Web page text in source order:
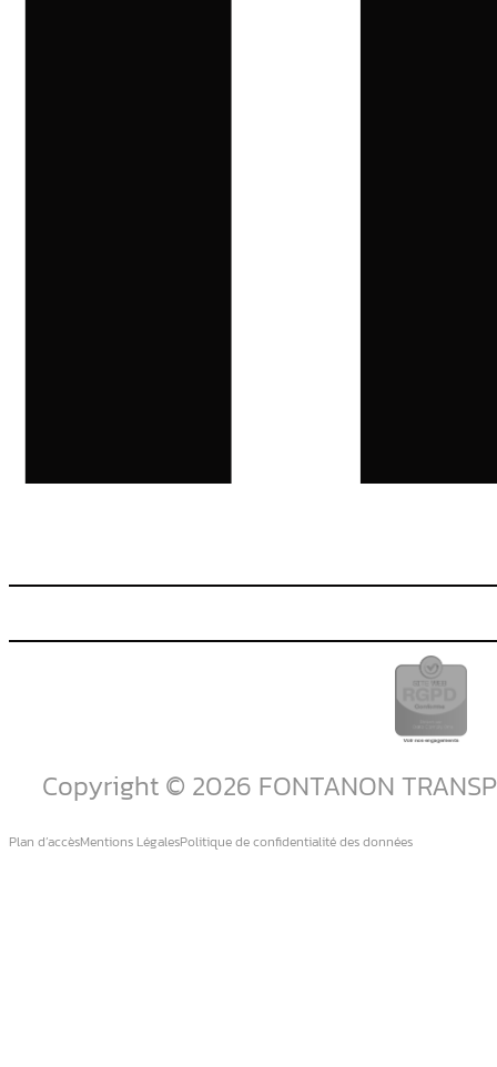
Copyright © 2026 FONTANON
Plan d’accèsMentions LégalesPolitique de confidentialité des données